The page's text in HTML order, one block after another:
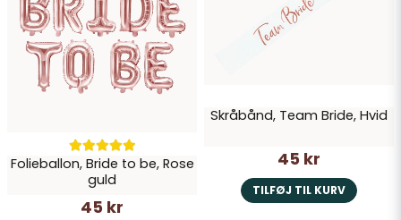
Folieballon, Bride to be, Rose
guld
45 kr
Skråbånd, Team Bride, Hvid
45 kr
TILFØJ TIL KURV